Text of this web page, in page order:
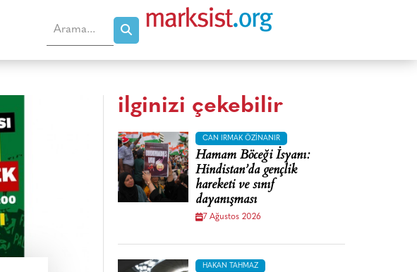
ilginizi çekebilir
CAN IRMAK ÖZINANIR
Hamam Böceği İsyanı:
Hindistan’da gençlik
hareketi ve sınıf
dayanışması
7 Ağustos 2026
HAKAN TAHMAZ